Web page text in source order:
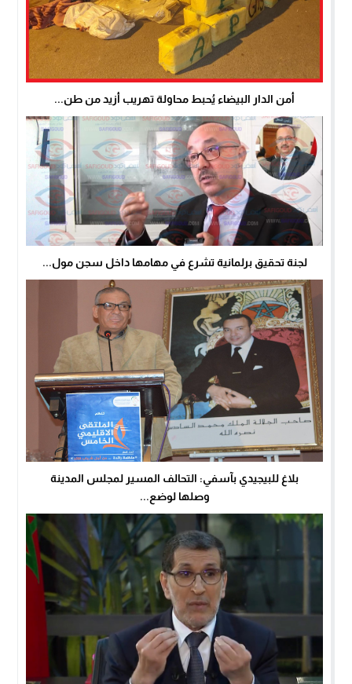
أمن الدار البيضاء يُحبط محاولة تهريب أزيد من طن...
لجنة تحقيق برلمانية تشرع في مهامها داخل سجن مول...
بلاغ للبيجيدي بآسفي: التحالف المسير لمجلس المدينة
وصلها لوضع...